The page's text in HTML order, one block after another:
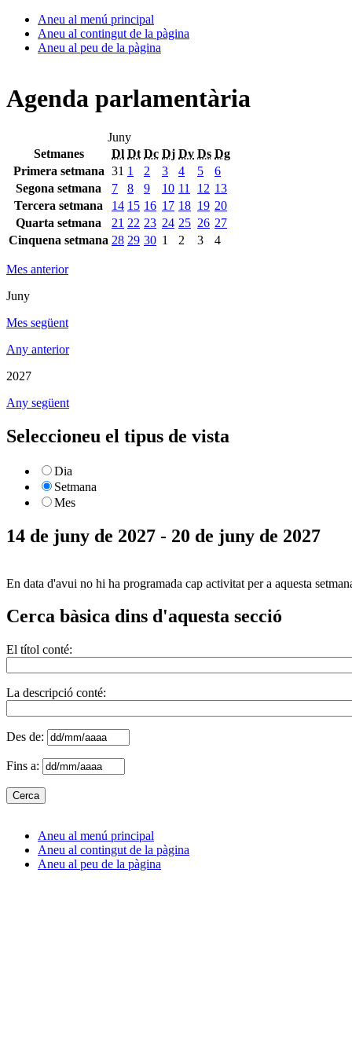
Aneu al menú principal
Aneu al contingut de la pàgina
Aneu al peu de la pàgina
Agenda parlamentària
Juny
Setmanes
Dl Dt Dc Dj Dv Ds Dg
Primera setmana 31 1 2 3 4 5
6
Segona setmana
7 8 9 10 11 12 13
Tercera setmana
14 15 16 17 18 19 20
Quarta setmana
21 22 23 24 25 26 27
Cinquena setmana 28 29 30 1 2 3 4
Mes anterior
Juny
Mes següent
Any anterior
2027
Any següent
Seleccioneu el tipus de vista
Dia
Setmana
Mes
14 de juny de 2027 - 20 de juny de 2027
En data d'avui no hi ha programada cap activitat per a aquesta
Cerca bàsica dins d'aquesta secció
El títol conté:
La descripció conté:
Des de:
Fins a:
Aneu al menú principal
Aneu al contingut de la pàgina
Aneu al peu de la pàgina